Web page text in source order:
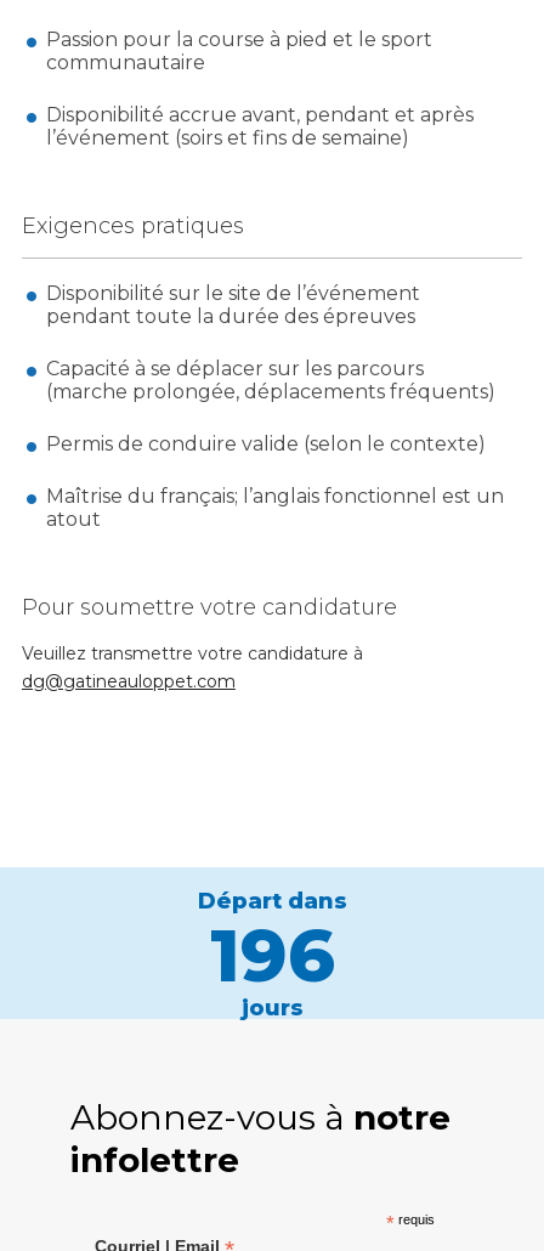
Passion pour la course à pied et le sport
communautaire
Disponibilité accrue avant, pendant et après
l’événement (soirs et fins de semaine)
Exigences pratiques
Disponibilité sur le site de l’événement
pendant toute la durée des épreuves
Capacité à se déplacer sur les parcours
(marche prolongée, déplacements fréquents)
Permis de conduire valide (selon le contexte)
Maîtrise du français; l’anglais fonctionnel est un
atout
Pour soumettre votre candidature
Veuillez transmettre votre candidature à
dg@gatineauloppet.com
Départ dans
196
jours
Abonnez-vous à notre
infolettre
* requis
Courriel | Email